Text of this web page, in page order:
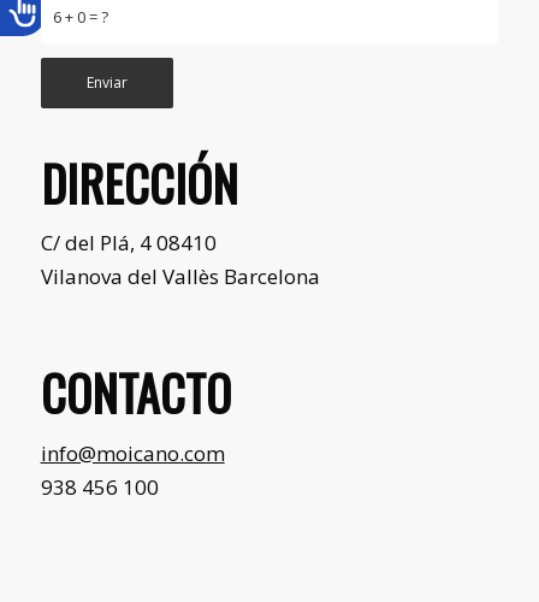
6 + 0 = ?
DIRECCIÓN
C/ del Plá, 4 08410
Vilanova del Vallès Barcelona
CONTACTO
info@moicano.com
938 456 100